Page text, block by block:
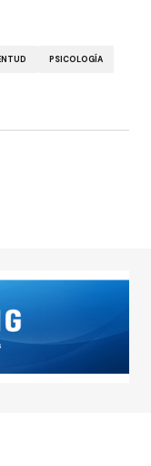
PSICOLOGÍA
no será
están